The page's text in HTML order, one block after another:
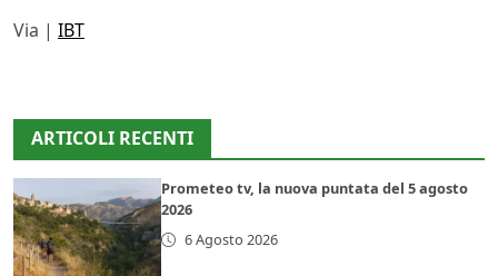
Via | IBT
ARTICOLI RECENTI
Prometeo tv, la nuova puntata del 5 agosto
2026
6 Agosto 2026